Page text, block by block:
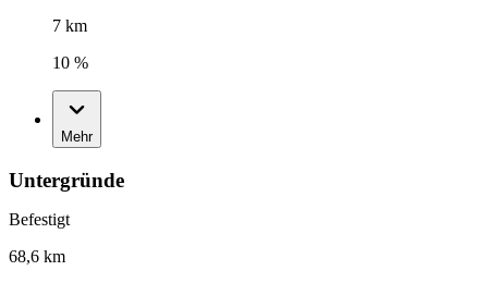
7 km
10 %
Mehr
Untergründe
Befestigt
68,6 km